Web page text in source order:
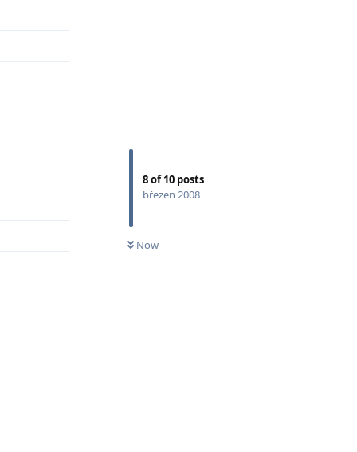
8of10 posts
březen 2008
Now